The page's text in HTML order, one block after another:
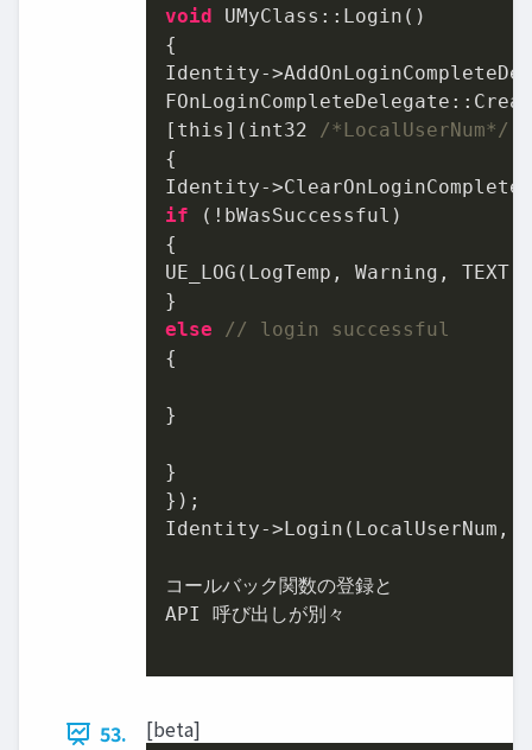
void
UMyClass::Login()
{
Identity-
[this](int32 /*LocalUserNum*/
{
if (!bWasSuccessful)
{
UE_LOG(LogTemp, Warning, TEXT(
else
// login successful
{
}
}
});
Identity->Login(LocalUserNum,
コールバック関数の登録と
API 呼び出しが別々
53. [beta]